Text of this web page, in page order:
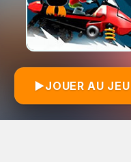
▶JOUER AU JEU